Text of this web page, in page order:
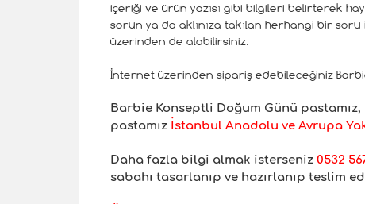
içeriği ve ürün yazısı gibi bilgileri belirterek
sorun ya da aklınıza takılan herhangi bir
üzerinden de alabilirsiniz.
İnternet üzerinden sipariş edebileceğiniz
Barbie Konseptli Doğum Günü
pastamız İstanbul Anadolu ve Avrupa
Daha fazla bilgi almak isterseniz 0532
sabahı tasarlanıp ve hazırlanıp teslim